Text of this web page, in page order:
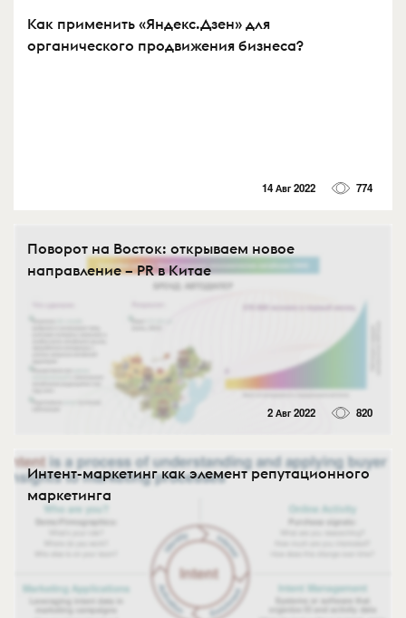
Как применить «Яндекс.Дзен» для
органического продвижения бизнеса?
14 Авг 2022 774
Поворот на Восток: открываем новое
направление – PR в Китае
2 Авг 2022 820
Интент-маркетинг как элемент репутационного
маркетинга